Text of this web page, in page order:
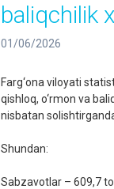
baliqchilik
01/06/2026
Farg‘ona viloyati
qishloq, o‘rmon va
nisbatan solishtirganda
Shundan:
Sabzavotlar – 609,7